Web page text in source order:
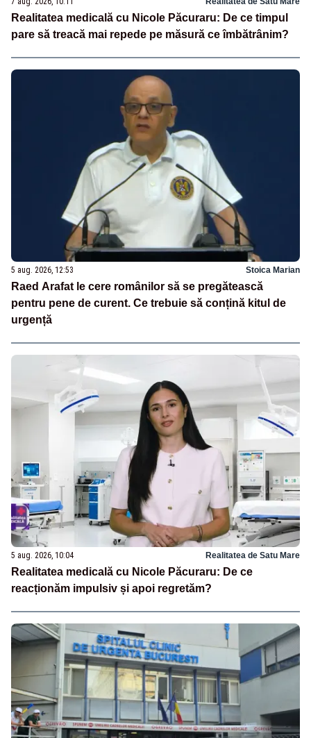
Realitatea medicală cu Nicole Păcuraru: De ce timpul
pare să treacă mai repede pe măsură ce îmbătrânim?
5 aug. 2026, 12:53 Stoica Marian
Raed Arafat le cere românilor să se pregătească
pentru pene de curent. Ce trebuie să conțină kitul de
urgență
5 aug. 2026, 10:04 Realitatea de Satu Mare
Realitatea medicală cu Nicole Păcuraru: De ce
reacționăm impulsiv și apoi regretăm?